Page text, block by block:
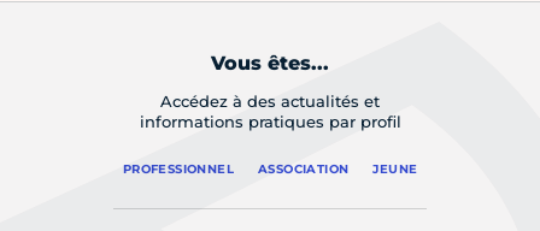
Vous êtes...
Accédez à des actualités et
informations pratiques par profil
PROFESSIONNEL ASSOCIATION JEUNE